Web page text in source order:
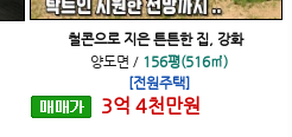
철콘으로 지은 튼튼한 집, 강화
양도면 / 156평(516㎡)
[전원주택]
3억 4천만원